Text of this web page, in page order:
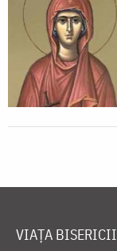
VIAȚA BISERICII